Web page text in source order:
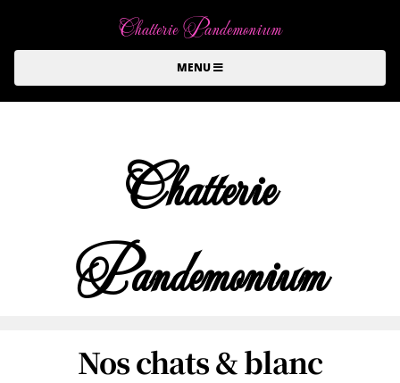
Chatterie Pandemonium
MENU
Chatterie
Pandemonium
Nos chats & blanc